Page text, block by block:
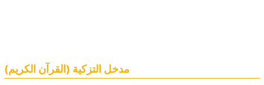
مدخل التزكية (القرآن الكريم)